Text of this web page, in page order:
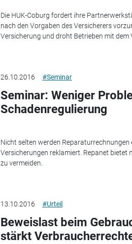
Die HUK-Coburg fordert ihre
nach den Vorgaben des Versicherers
Versicherung und droht Betrieben mit dem
26.10.2016 #Seminar
Seminar: Weniger
Schadenregulierung
Nicht selten werden
Versicherungen reklamiert. Repanet bietet
zu vermeiden.
13.10.2016 #Urteil
Beweislast beim
stärkt